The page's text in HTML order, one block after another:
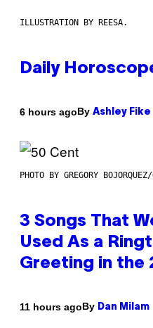
ILLUSTRATION BY REESA.
Daily
6 hours agoBy Ashley Fike
PHOTO BY GREGORY
3 Songs That
Used As a
Greeting in the
11 hours agoBy Dan Milam